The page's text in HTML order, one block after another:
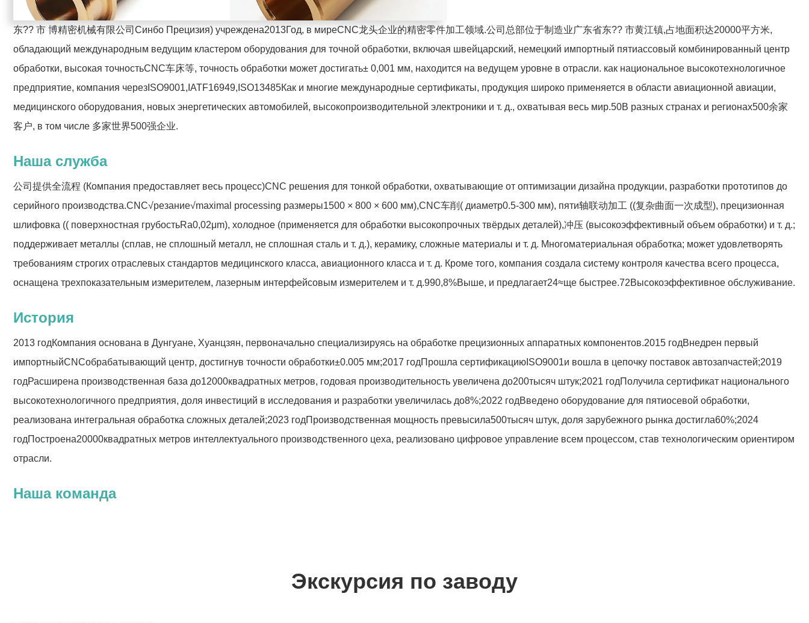
东?? 市 博精密机械有限公司 Синбо Прецизия) учреждена2013Год, в миреCNC龙头企业的精密零件加工领域.公司总部位于制造业广东省东?? 市黄江镇,占地面积达20000平方米,
обладающий международным ведущим кластером оборудования для точной обработки, включая швейцарский, немецкий импортный пятиассовый комбинированный центр
обработки, высокая точностьCNC车床等, точность обработки может достигать± 0,001 мм, находится на ведущем уровне в отрасли. как национальное высокотехнологичное
предприятие, компания через ISO9001, IATF16949, ISO13485Как и многие международные сертификаты, продукция широко применяется в области авиационной авиации,
медицинского оборудования, новых энергетических автомобилей, высокопроизводительной электроники и т. д., охватывая весь мир.50В разных странах и регионах500余家
客户, в том числе 多家世界500强企业.
Наша служба
公司提供全流程 (Компания предоставляет весь процесс)CNC решения для тонкой обработки, охватывающие от оптимизации дизайна продукции, разработки прототипов до
серийного производства.CNC√резание√maximal processing размеры1500 × 800 × 600 мм),CNC车削( диаметр0.5-300 мм), пяти轴联动加工 ((复杂曲面一次成型), прецизионная
шлифовка (( поверхностная грубостьRa0,02μm), холодное (применяется для обработки высокопрочных твёрдых деталей),冲压 (высокоэффективный объем обработки) и т. д.;
поддерживает металлы (сплав, не сплошный металл, не сплошная сталь и т. д.), керамику, сложные материалы и т. д. Многоматериальная обработка; может удовлетворять
требованиям строгих отраслевых стандартов медицинского класса, авиационного класса и т. д. Кроме того, компания создала систему контроля качества всего процесса,
оснащена трехпоказательным измерителем, лазерным интерфейсовым измерителем и т. д.990,8%Выше, и предлагает24≈ще быстрее.72Высокоэффективное обслуживание.
История
2013 годКомпания основана в Дунгуане, Хуанцзян, первоначально специализируясь на обработке прецизионных аппаратных компонентов.2015 годВнедрен первый
импортныйCNCобрабатывающий центр, достигнув точности обработки±0.005 мм;2017 годПрошла сертификацию ISO9001и вошла в цепочку поставок автозапчастей;2019
годРасширена производственная база до12000квадратных метров, годовая производительность увеличена до200тысяч штук;2021 годПолучила сертификат национального
высокотехнологичного предприятия, доля инвестиций в исследования и разработки увеличилась до8%;2022 годВведено оборудование для пятиосевой обработки,
реализована интегральная обработка сложных деталей;2023 годПроизводственная мощность превысила500тысяч штук, доля зарубежного рынка достигла60%;2024
годПостроена20000квадратных метров интеллектуального производственного цеха, реализовано цифровое управление всем процессом, став технологическим ориентиром
отрасли.
Наша команда